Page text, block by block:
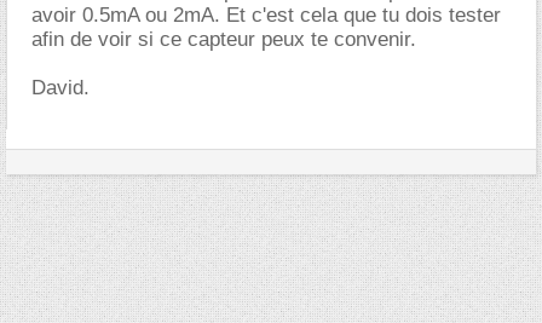
avoir 0.5mA ou 2mA. Et c'est cela que tu dois tester
afin de voir si ce capteur peux te convenir.
David.